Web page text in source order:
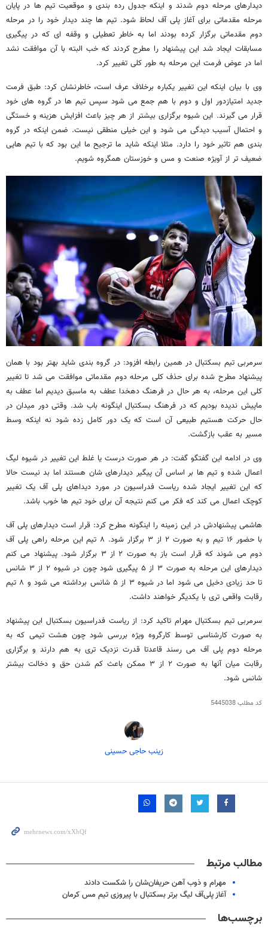
دیدارهای مرحله دوم شدند و اینکه جدول رده بندی و موقعیت تیم ها در پایان
مرحله مقدماتی برای آغاز پلی آف لحاظ شود. تیم ها چند دیدار خود را در مرحله
دوم مقدماتی برگزار کرده بودند اما به خاطر تعطیلی و وقفه ای که در پیگیری
مسابقات ایجاد شد این پیشنهاد را مطرح کردند که خب البته با آن موافقت نشد
اما در عوض فرمت این مرحله به طور کلی تغییر کرد.
وی با بیان اینکه این تغییر یکباره برخلاف عرف است، خاطرنشان کرد: طبق فرمت
جدید امتیازدور اول و دوم با هم جمع می شود سپس تیم ها در گروه های خود
قرار می گیرند. این شیوه برگزاری بیشتر از هر چیز باعث افزایش هزینه و خستگی
و احتمال آسیب دیدگی می شود و این خیلی منطقی نیست. ضمن اینکه در گروه
بندی هم تاثیر خود را دارد. مثلا اینکه شاید ما ترجیح ما این بود که با تیم هایی
ضعیف تر از آویژه صنعت و مس و خوزستان همگروه شویم.
سرمربی تیم بسکتبال در همین رابطه افزود: در گروه بندی شاید بهتر بود با همان
پیشنهاد مطرح شده برای حذف کلی مرحله دوم مقدماتی موافقت می شد تا تغییر
کلی این مرحله، به هر حال در فرهنگ دهخدا عطف به ماسبق دیدیم اما عطف به
ماپیش ندیده بودیم که در فرهنگ بسکتبال اینگونه باب شد. وقتی دور میدان در
حال حرکت هستیم طبیعی آن است که یک دور کامل زده شود نه اینکه وسط
مسیر به عقب بازگشت.
وی در ادامه این گفتگو گفت: در هر صورت درست یا غلط این تغییر در شیوه لیگ
اعمال شده و تیم ها بر اساس آن پیگیر دیدارهای شان هستند اما بد نیست حالا
که این تغییر ایجاد شده ریاست فدراسیون در مورد دیداهای پلی آف یک تغییر
کوچک اعمال می کند که فکر می کنم نتیجه آن برای خود تیم ها خوب باشد.
هاشمی پیشنهادش در این زمینه را اینگونه مطرح کرد: قرار است دیدارهای پلی آف
با حضور ۱۶ تیم و به صورت ۲ از ۳ برگزار شود. ۸ تیم این مرحله راهی پلی آف
دوم می شوند که قرار است باز به صورت ۲ از ۳ برگزار شود. پیشنهاد می کنم
دیدارهای این مرحله به صورت ۳ از ۵ پیگیری شود چون در شیوه ۲ از ۳ شانس
تا حد زیادی دخیل می شود اما در شیوه ۳ از ۵ شانس برداشته می شود و ۸ تیم
رقابت واقعی تری با یکدیگر خواهند داشت.
سرمربی تیم بسکتبال مهرام تاکید کرد: از ریاست فدراسیون بسکتبال این پیشنهاد
به صورت کارشناسی توسط کارگروه ویژه بررسی شود چون هشت تیمی که به
مرحله دوم پلی آف می رسند قاعدتا قدرت نزدیک تری به هم دارند و برگزاری
رقابت میان آنها به صورت ۲ از ۳ ممکن باعث کم شدن حق و دخالت بیشتر
شانس شود.
کد مطلب5445038
زینب حاجی حسینی
مطالب مرتبط
مهرام و ذوب آهن حریفان‌شان را شکست دادند
آغاز پلی‌آف لیگ برتر بسکتبال با پیروزی تیم مس کرمان
برچسب‌ها